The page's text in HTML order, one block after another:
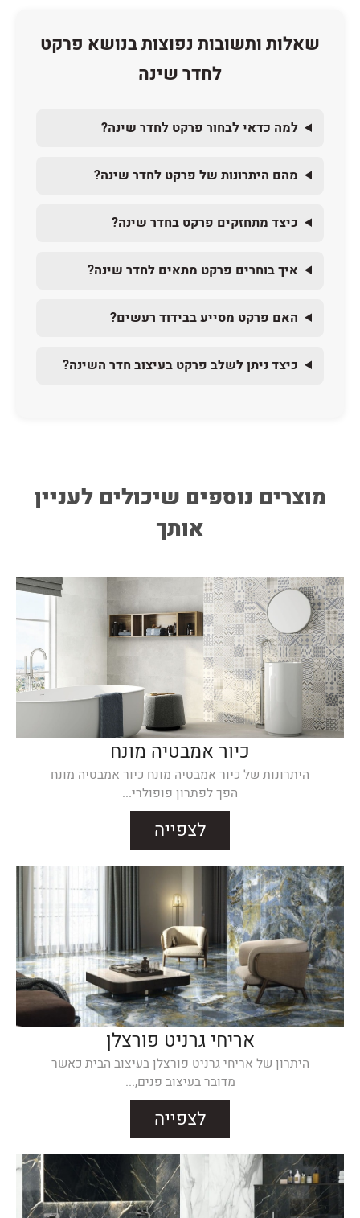
שאלות ותשובות נפוצות בנושא פרקט
לחדר שינה
למה כדאי לבחור פרקט לחדר שינה?
מהם היתרונות של פרקט לחדר שינה?
כיצד מתחזקים פרקט בחדר שינה?
איך בוחרים פרקט מתאים לחדר שינה?
האם פרקט מסייע בבידוד רעשים?
כיצד ניתן לשלב פרקט בעיצוב חדר השינה?
מוצרים נוספים שיכולים לעניין
אותך
כיור אמבטיה מונח
היתרונות של כיור אמבטיה מונח כיור אמבטיה מונח
הפך לפתרון פופולרי...
לצפייה
אריחי גרניט פורצלן
היתרון של אריחי גרניט פורצלן בעיצוב הבית כאשר
מדובר בעיצוב פנים,...
לצפייה